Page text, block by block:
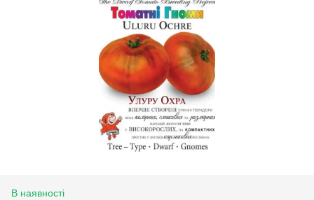
В наявності